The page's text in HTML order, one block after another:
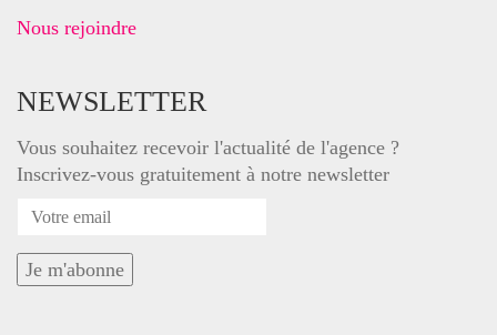
Nous rejoindre
NEWSLETTER
Vous souhaitez recevoir l'actualité de l'agence ?
Inscrivez-vous gratuitement à notre newsletter